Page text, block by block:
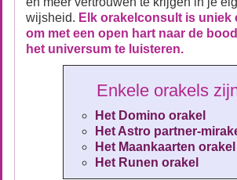
wijsheid. Elk orakelconsult is uniek
om met een open hart naar de
het universum te luisteren.
Enkele orakels
Het Domino orakel
Het Astro partner-
Het Maankaarten orakel
Het Runen orakel